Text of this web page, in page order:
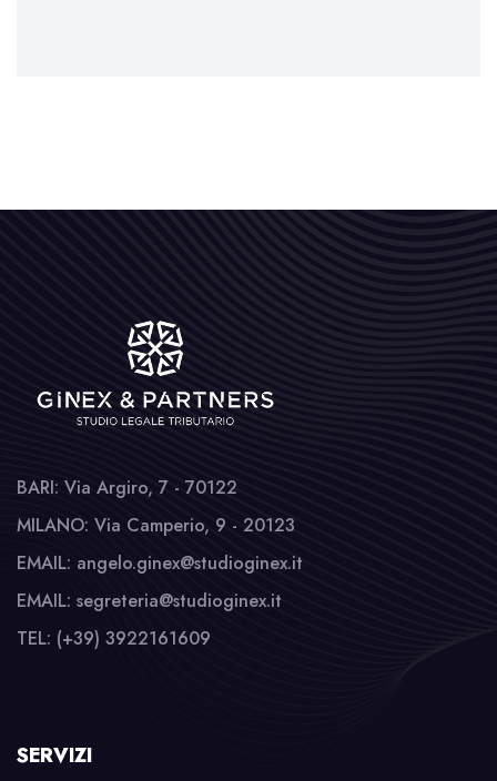
BARI: Via Argiro, 7 - 70122
MILANO: Via Camperio, 9 - 20123
EMAIL: angelo.ginex@studioginex.it
EMAIL: segreteria@studioginex.it
TEL: (+39) 3922161609
SERVIZI